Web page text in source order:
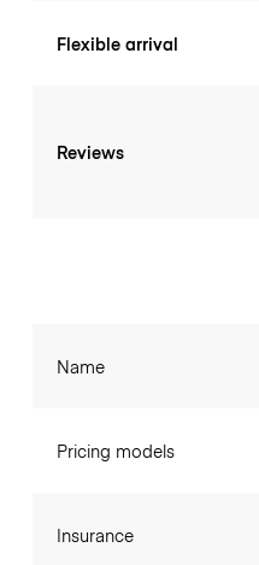
Flexible arrival
Reviews
Name
Pricing models
Insurance